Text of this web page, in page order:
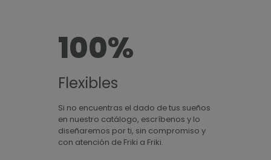
100%
Flexibles
Si no encuentras el dado de tus sueños
en nuestro catálogo, escríbenos y lo
diseñaremos por ti, sin compromiso y
con atención de Friki a Friki.